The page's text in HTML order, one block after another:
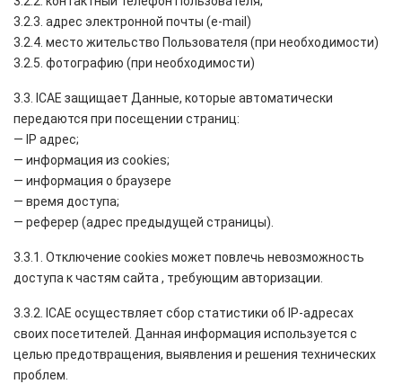
3.2.3. адрес электронной почты (e-mail)
3.2.4. место жительство Пользователя (при необходимости)
3.2.5. фотографию (при необходимости)
3.3. ICAE защищает Данные, которые автоматически
передаются при посещении страниц:
— IP адрес;
— информация из cookies;
— информация о браузере
— время доступа;
— реферер (адрес предыдущей страницы).
3.3.1. Отключение cookies может повлечь невозможность
доступа к частям сайта , требующим авторизации.
3.3.2. ICAE осуществляет сбор статистики об IP-адресах
своих посетителей. Данная информация используется с
целью предотвращения, выявления и решения технических
проблем.